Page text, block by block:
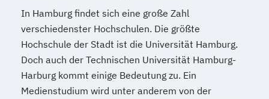
In Hamburg findet sich eine große Zahl
verschiedenster Hochschulen. Die größte
Hochschule der Stadt ist die Universität Hamburg.
Doch auch der Technischen Universität Hamburg-
Harburg kommt einige Bedeutung zu. Ein
Medienstudium wird unter anderem von der